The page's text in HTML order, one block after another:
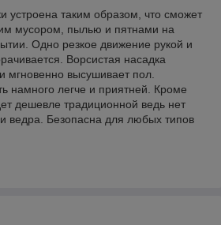
устроена таким образом, что сможет
мусором, пылью и пятнами на
Одно резкое движение рукой и
Ворсистая насадка
мгновенно высушивает пол.
намного легче и приятней. Кроме
дешевле традиционной ведь нет
ведра. Безопасна для любых типов